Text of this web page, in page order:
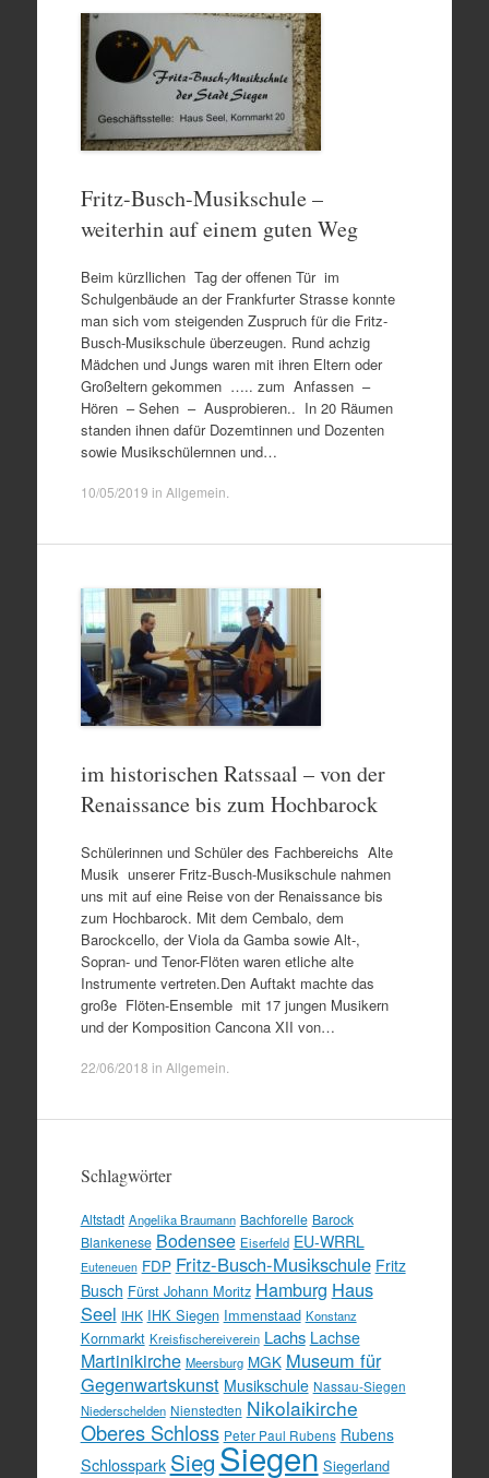
Fritz-Busch-Musikschule –
weiterhin auf einem guten Weg
Beim kürzllichen Tag der offenen Tür im
Schulgenbäude an der Frankfurter Strasse konnte
man sich vom steigenden Zuspruch für die Fritz-
Busch-Musikschule überzeugen. Rund achzig
Mädchen und Jungs waren mit ihren Eltern oder
Großeltern gekommen ….. zum Anfassen –
Hören – Sehen – Ausprobieren.. In 20 Räumen
standen ihnen dafür Dozemtinnen und Dozenten
sowie Musikschülernnen und…
10/05/2019 in Allgemein
im historischen Ratssaal – von der
Renaissance bis zum Hochbarock
Schülerinnen und Schüler des Fachbereichs Alte
Musik unserer Fritz-Busch-Musikschule nahmen
uns mit auf eine Reise von der Renaissance bis
zum Hochbarock. Mit dem Cembalo, dem
Barockcello, der Viola da Gamba sowie Alt-,
Sopran- und Tenor-Flöten waren etliche alte
Instrumente vertreten.Den Auftakt machte das
große Flöten-Ensemble mit 17 jungen Musikern
und der Komposition Cancona XII von…
22/06/2018 in Allgemein
Schlagwörter
Altstadt Angelika Braumann Bachforelle Barock
Blankenese Bodensee Eiserfeld EU-WRRL
Euteneuen FDP Fritz-Busch-Musikschule Fritz
Busch Fürst Johann Moritz Hamburg Haus
Seel IHK IHK Siegen Immenstaad Konstanz
Kornmarkt Kreisfischereiverein Lachs Lachse
Martinikirche Meersburg MGK Museum für
Gegenwartskunst Musikschule Nassau-Siegen
Niederschelden Nienstedten Nikolaikirche
Oberes Schloss Peter Paul Rubens Rubens
Schlosspark SiegSiegen Siegerland